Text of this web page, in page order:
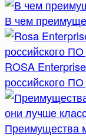
В чем
ROSA
российского
Преимущества